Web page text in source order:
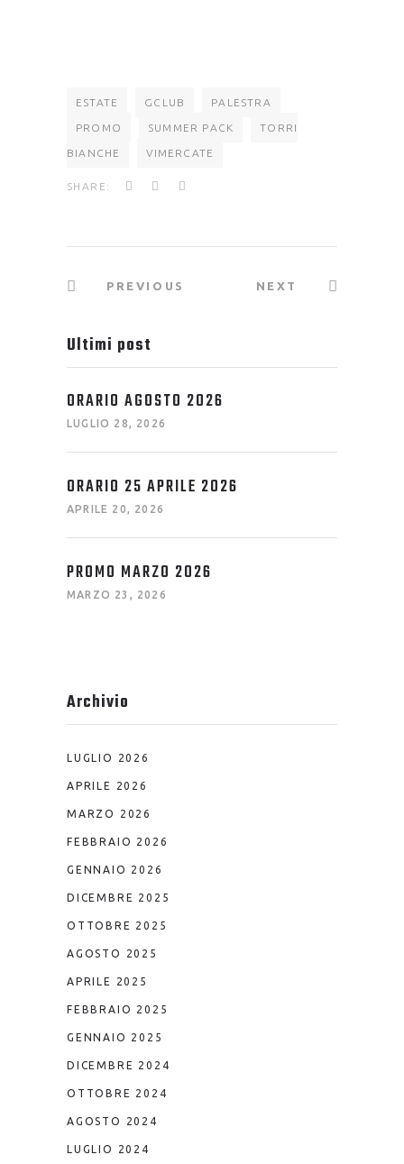
ESTATE GCLUB PALESTRA
PROMO SUMMER PACK TORRI
BIANCHE VIMERCATE
SHARE:
PREVIOUS NEXT
Ultimi post
ORARIO AGOSTO 2026
LUGLIO 28, 2026
ORARIO 25 APRILE 2026
APRILE 20, 2026
PROMO MARZO 2026
MARZO 23, 2026
Archivio
LUGLIO 2026
APRILE 2026
MARZO 2026
FEBBRAIO 2026
GENNAIO 2026
DICEMBRE 2025
OTTOBRE 2025
AGOSTO 2025
APRILE 2025
FEBBRAIO 2025
GENNAIO 2025
DICEMBRE 2024
OTTOBRE 2024
AGOSTO 2024
LUGLIO 2024